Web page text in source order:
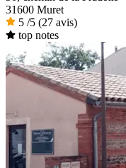
31600 Muret
5 /5 (27 avis)
top notes